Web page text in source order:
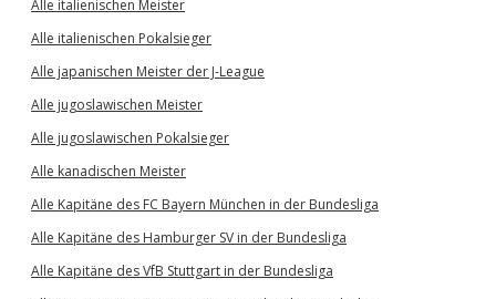
Alle italienischen Meister
Alle italienischen Pokalsieger
Alle japanischen Meister der J-League
Alle jugoslawischen Meister
Alle jugoslawischen Pokalsieger
Alle kanadischen Meister
Alle Kapitäne des FC Bayern München in der Bundesliga
Alle Kapitäne des Hamburger SV in der Bundesliga
Alle Kapitäne des VfB Stuttgart in der Bundesliga